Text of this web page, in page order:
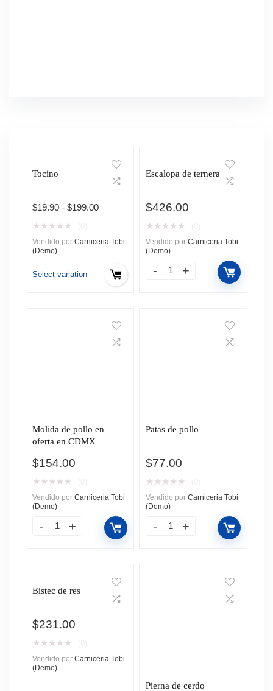
Tocino
$19.90 - $199.00Rango
desde
hasta
$199.00
★ ★ ★ ★ ★
Vendido por Carniceria Tobi
(Demo)
Select variation
Escalopa de ternera
$426.00
★ ★ ★ ★ ★
Vendido por Carniceria Tobi
(Demo)
Molida de pollo en
oferta en CDMX
$154.00
★ ★ ★ ★ ★
Vendido por Carniceria Tobi
(Demo)
Patas de pollo
$77.00
★ ★ ★ ★ ★
Vendido por Carniceria Tobi
(Demo)
Bistec de res
$231.00
★ ★ ★ ★ ★
Vendido por Carniceria Tobi
(Demo)
Pierna de cerdo